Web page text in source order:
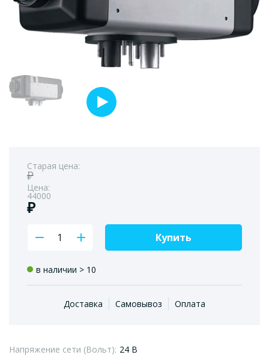
Напряжение сети (Вольт): 24 В
Старая цена:
₽
Цена:
44000
₽
Купить
в наличии > 10
Доставка Самовывоз Оплата